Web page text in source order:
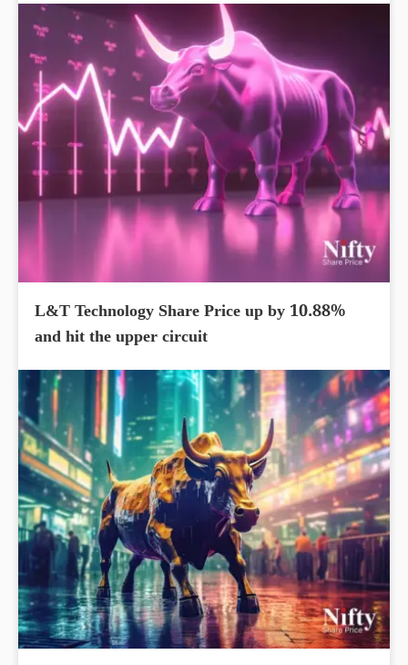
L&T Technology Share Price up by 10.88%
and hit the upper circuit